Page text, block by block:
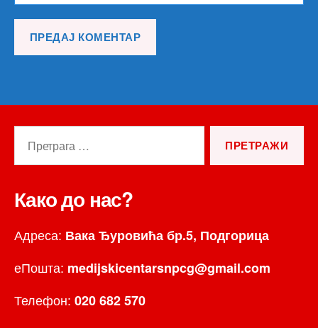
Како до нас?
Адреса: Вака Ђуровића бр.5, Подгорица
еПошта: medijskicentarsnpcg@gmail.com
Телефон: 020 682 570